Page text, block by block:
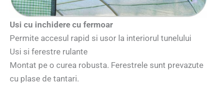
Usi cu inchidere cu fermoar
Permite accesul rapid si usor la interiorul tunelului
Usi si ferestre rulante
Montat pe o curea robusta. Ferestrele sunt prevazute
cu plase de tantari.